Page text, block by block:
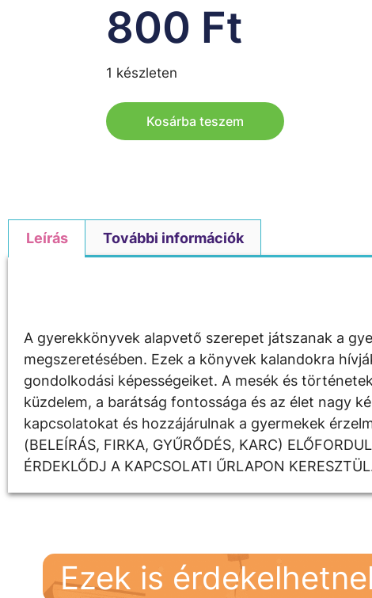
800 Ft
1 készleten
Kosárba teszem
Leírás További információk
A gyerekkönyvek alapvető szerepet játszanak a
megszeretésében. Ezek a könyvek kalandokra
gondolkodási képességeiket. A mesék és
küzdelem, a barátság fontossága és az élet nagy
kapcsolatokat és hozzájárulnak a gyermekek
(BELEÍRÁS, FIRKA, GYŰRŐDÉS, KARC)
ÉRDEKLŐDJ A KAPCSOLATI ŰRLAPON
Ezek is